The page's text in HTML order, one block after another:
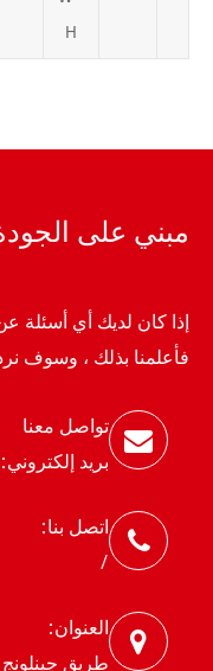
H
مبني على
إذا كان لديك أي أسئلة
فأعلمنا بذلك ، وسوف
تواصل معنا
بريد إلكتروني: Info@ifelift.com
اتصل بنا:
/
العنوان:
طريق